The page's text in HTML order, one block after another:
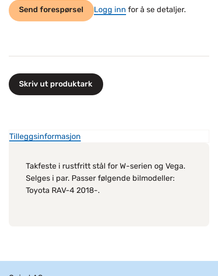
Send forespørsel Logg inn for å se detaljer.
Skriv ut produktark
Tilleggsinformasjon
Takfeste i rustfritt stål for W-serien og Vega.
Selges i par. Passer følgende bilmodeller:
Toyota RAV-4 2018-.